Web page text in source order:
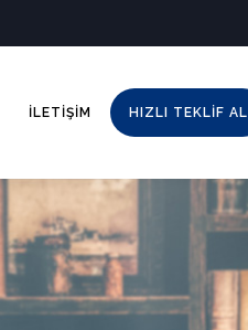
İLETİŞİM HIZLI TEKLİF AL